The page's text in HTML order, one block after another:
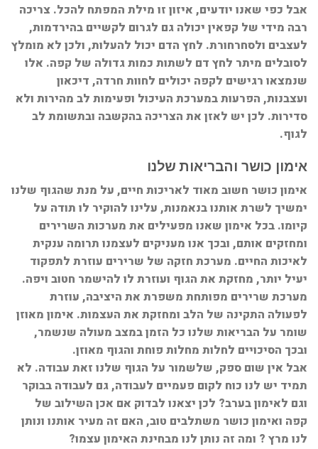
אבל כפי שאנו יודעים, איזון זו מילת המפתח להכל. צריכה
רבה מידי של קפאין יכולה גם לגרום לקשיים בהירדמות,
לעצבים ולסחרחורת. לחץ הדם יכול להעלות, ולכן לא מומלץ
לסובלים מיתר לחץ דם לשתות כמות גדולה של קפה. אלו
שנמצאו רגישים לקפה יכולים לחוות חרדה, דיכאון
ועצבנות, הפרעות במערכת העיכול ופעימות לב מהירות ולא
סדירות. לכן יש לאזן את הצריכה בהקשבה ובתשומת לב
לגוף.
אימון כושר והבריאות שלנו
אימון כושר חשוב מאוד לאריכות חיים, על מנת שהגוף שלנו
ימשיך לשרת אותנו בנאמנות, עלינו להוקיר לו תודה על
קיומו. בכל אימון שאנו מפעילים את מערכות השרירים
ומחזקים אותם, ובכך אנו מעניקים לעצמנו תרומה ענקית
לאיכות החיים. מערכת חזקה של שרירים עוזרת לתפקוד
יעיל יותר, מחזקת את הגוף ועוזרת לו להישמר חטוב ויפה.
מערכת שרירים מפותחת משפרת את היציבה, עוזרת
לפעולה התקינה של הלב ומחזקת את העצמות. אימון מאוזן
שומר על הבריאות שלנו כל הזמן במצב מעולה שנשמר,
ובכך הסיכויים לחלות מחלות פוחת והגוף מאוזן.
אבל אין שום ספק, שלשמור על הגוף שלנו זאת עבודה. לא
תמיד יש לנו כוח לקום פעמיים לעבודה, גם לעבודה בבוקר
וגם לאימון בערב? לכן יצאנו לבדוק אם אכן השילוב של
קפה ואימון כושר משתלבים טוב, האם זה מעיר אותנו ונותן
לנו מרץ ? ומה זה נותן לנו מבחינת האימון עצמו?